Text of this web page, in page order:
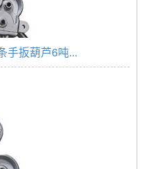
手扳葫芦6吨...